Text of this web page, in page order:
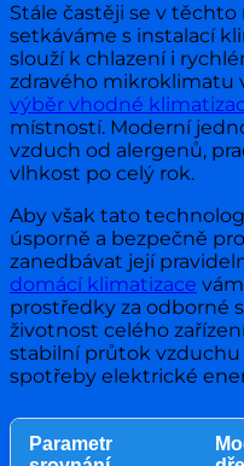
Stále častěji se v
setkáváme s instalací
slouží k chlazení i
zdravého mikroklimatu
výběr vhodné
místností. Moderní
vzduch od alergenů,
vlhkost po celý rok.
Aby však tato
úsporně a bezpečně
zanedbávat její
domácí klimatizace
prostředky za odborné
životnost celého
stabilní průtok
spotřeby elektrické
Parametr